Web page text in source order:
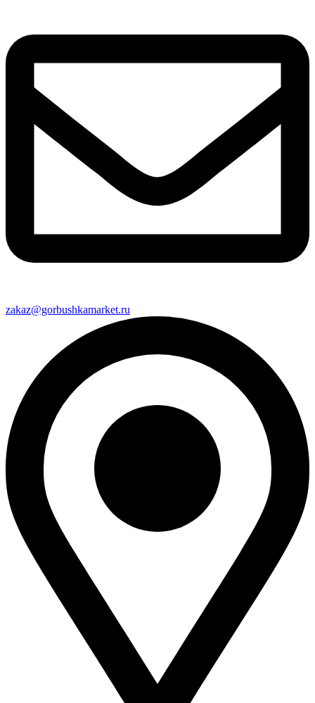
zakaz@gorbushkamarket.ru